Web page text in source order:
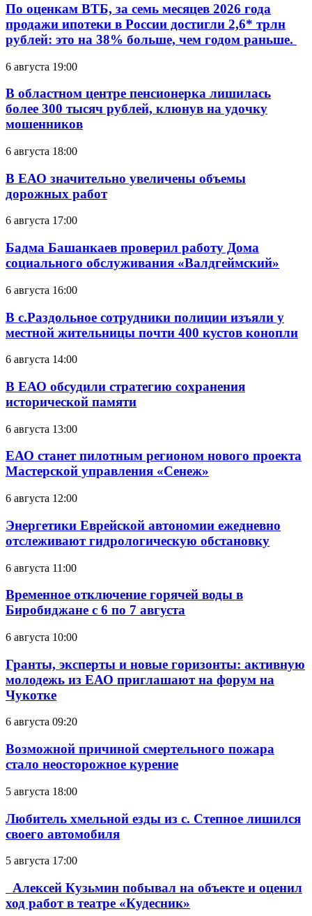
По оценкам ВТБ, за семь месяцев 2026 года
продажи ипотеки в России достигли 2,6* трлн
рублей: это на 38% больше, чем годом раньше.
6 августа 19:00
В областном центре пенсионерка лишилась
более 300 тысяч рублей, клюнув на удочку
мошенников
6 августа 18:00
В ЕАО значительно увеличены объемы
дорожных работ
6 августа 17:00
Бадма Башанкаев проверил работу Дома
социального обслуживания «Валдгеймский»
6 августа 16:00
В с.Раздольное сотрудники полиции изъяли у
местной жительницы почти 400 кустов конопли
6 августа 14:00
В ЕАО обсудили стратегию сохранения
исторической памяти
6 августа 13:00
ЕАО станет пилотным регионом нового проекта
Мастерской управления «Сенеж»
6 августа 12:00
Энергетики Еврейской автономии ежедневно
отслеживают гидрологическую обстановку
6 августа 11:00
Временное отключение горячей воды в
Биробиджане с 6 по 7 августа
6 августа 10:00
Гранты, эксперты и новые горизонты: активную
молодежь из ЕАО приглашают на форум на
Чукотке
6 августа 09:20
Возможной причиной смертельного пожара
стало неосторожное курение
5 августа 18:00
Любитель хмельной езды из с. Степное лишился
своего автомобиля
5 августа 17:00
Алексей Кузьмин побывал на объекте и оценил
ход работ в театре «Кудесник»